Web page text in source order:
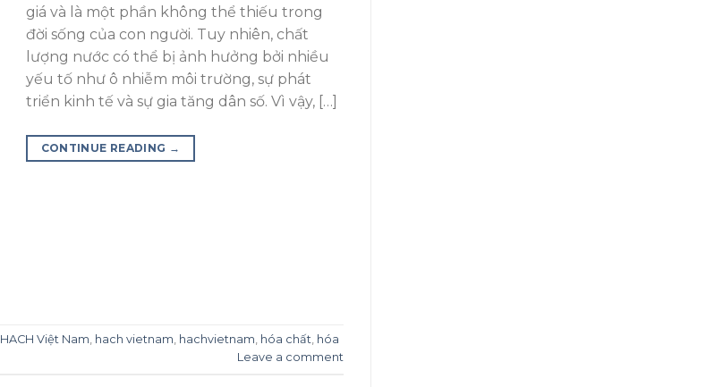
giá và là một phần không thể thiếu trong
đời sống của con người. Tuy nhiên, chất
lượng nước có thể bị ảnh hưởng bởi nhiều
yếu tố như ô nhiễm môi trường, sự phát
triển kinh tế và sự gia tăng dân số. Vì vậy, […]
CONTINUE READING →
HACH Việt Nam hach vietnam hachvietnam hóa chất hóa
Leave a comment